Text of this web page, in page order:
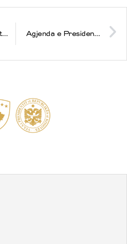
Agjenda e Presidentes së Republikës, znj. Atifete Jahjaga, për datën 16 qershor 2011 Agjenda e Presidentes së Republikës, znj. Atifete Jahjaga, për datën 24 qershor 2011